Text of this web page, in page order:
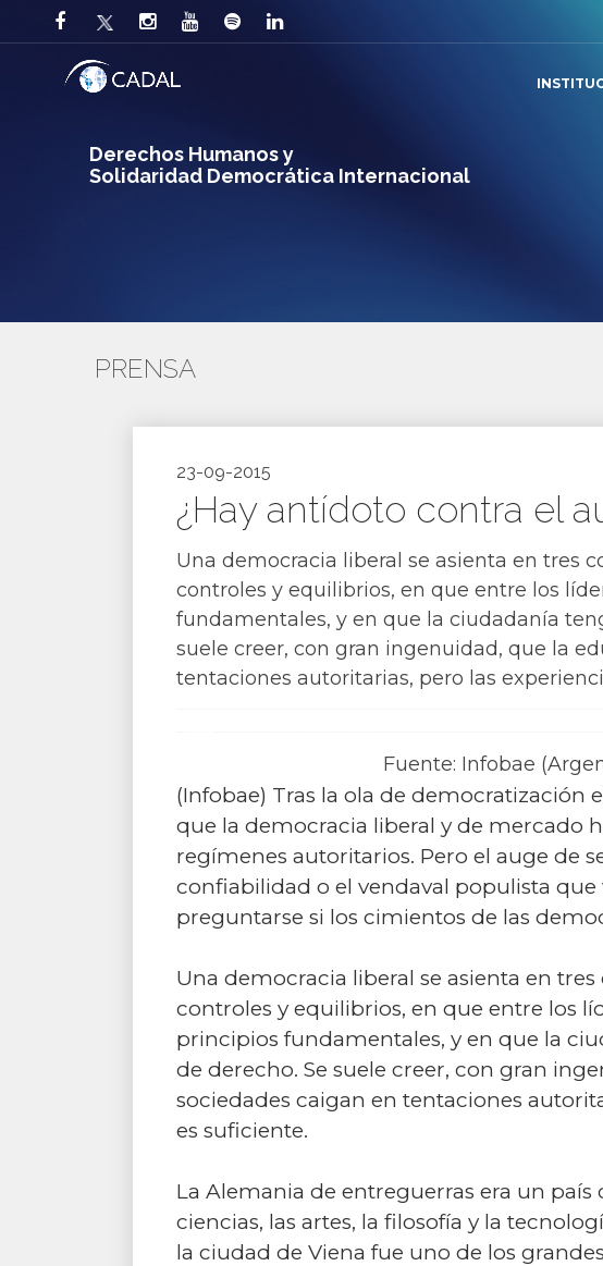
Derechos Humanos y
Solidaridad Democrática Internacional
PRENSA
23-09-2015
¿Hay antídoto contra el
Una democracia liberal se asienta en tres
controles y equilibrios, en que entre los
fundamentales, y en que la ciudadanía
suele creer, con gran ingenuidad, que la
tentaciones autoritarias, pero las
Fuente: Infobae
(Infobae) Tras la ola de democratización
que la democracia liberal y de mercado
regímenes autoritarios. Pero el auge de
confiabilidad o el vendaval populista que
preguntarse si los cimientos de las
Una democracia liberal se asienta en
controles y equilibrios, en que entre los
principios fundamentales, y en que la
de derecho. Se suele creer, con gran
sociedades caigan en tentaciones
es suficiente.
La Alemania de entreguerras era un
ciencias, las artes, la filosofía y la
la ciudad de Viena fue uno de los